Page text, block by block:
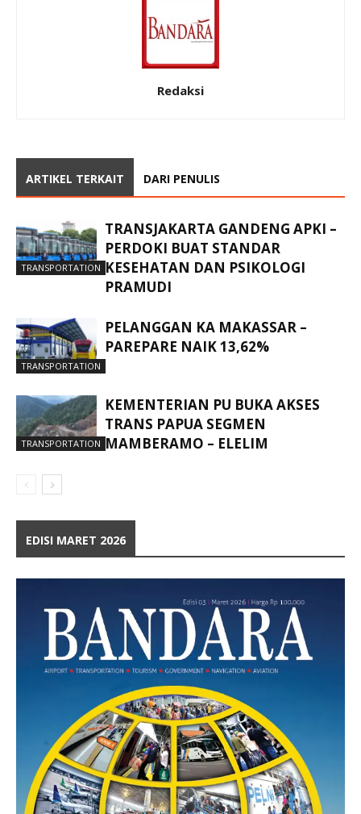
Redaksi
ARTIKEL TERKAIT DARI PENULIS
TRANSPORTATION
TRANSJAKARTA GANDENG APKI –
PERDOKI BUAT STANDAR
KESEHATAN DAN PSIKOLOGI
PRAMUDI
TRANSPORTATION
PELANGGAN KA MAKASSAR –
PAREPARE NAIK 13,62%
TRANSPORTATION
KEMENTERIAN PU BUKA AKSES
TRANS PAPUA SEGMEN
MAMBERAMO – ELELIM
EDISI MARET 2026